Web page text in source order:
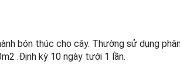
bón thúc cho cây. Thường sử dụng
.Định kỳ 10 ngày tưới 1 lần.